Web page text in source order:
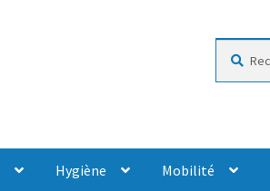
Hygiène Mobilité